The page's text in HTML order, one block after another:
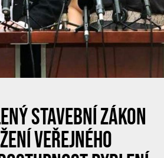
stavební zákon
veřejného